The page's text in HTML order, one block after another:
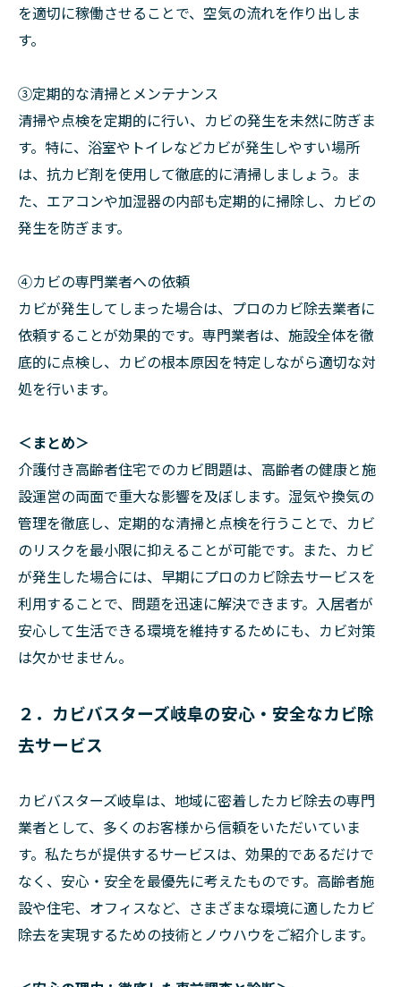
を適切に稼働させることで、空気の流れを作り出しま
す。
➂定期的な清掃とメンテナンス
清掃や点検を定期的に行い、カビの発生を未然に防ぎま
す。特に、浴室やトイレなどカビが発生しやすい場所
は、抗カビ剤を使用して徹底的に清掃しましょう。ま
た、エアコンや加湿器の内部も定期的に掃除し、カビの
発生を防ぎます。
④カビの専門業者への依頼
カビが発生してしまった場合は、プロのカビ除去業者に
依頼することが効果的です。専門業者は、施設全体を徹
底的に点検し、カビの根本原因を特定しながら適切な対
処を行います。
＜まとめ＞
介護付き高齢者住宅でのカビ問題は、高齢者の健康と施
設運営の両面で重大な影響を及ぼします。湿気や換気の
管理を徹底し、定期的な清掃と点検を行うことで、カビ
のリスクを最小限に抑えることが可能です。また、カビ
が発生した場合には、早期にプロのカビ除去サービスを
利用することで、問題を迅速に解決できます。入居者が
安心して生活できる環境を維持するためにも、カビ対策
は欠かせません。
２．カビバスターズ岐阜の安心・安全なカビ除
去サービス
カビバスターズ岐阜は、地域に密着したカビ除去の専門
業者として、多くのお客様から信頼をいただいていま
す。私たちが提供するサービスは、効果的であるだけで
なく、安心・安全を最優先に考えたものです。高齢者施
設や住宅、オフィスなど、さまざまな環境に適したカビ
除去を実現するための技術とノウハウをご紹介します。